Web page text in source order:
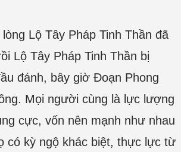
Lộ Tây Pháp Tinh Thần đã
Lộ Tây Pháp Tinh Thần bị
đánh, bây giờ Đoạn Phong
Mọi người cùng là lực lượng
cực, vốn nên mạnh như nhau
có kỳ ngộ khác biệt, thực lực từ